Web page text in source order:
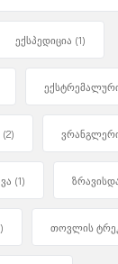
ექსპედიცია (1)
(2)
(1)
თოვლის